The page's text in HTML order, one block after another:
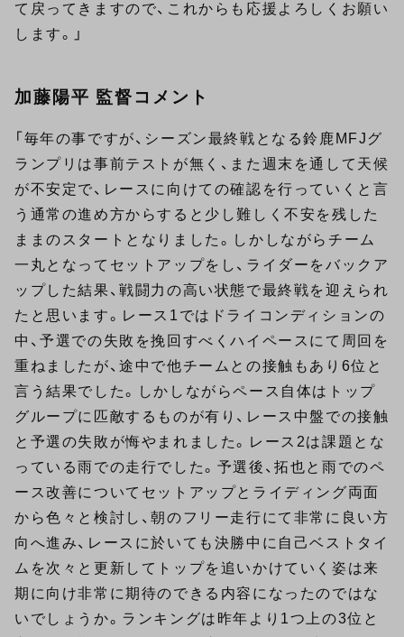
て戻ってきますので、これからも応援よろしくお願い
します。」
加藤陽平 監督コメント
「毎年の事ですが、シーズン最終戦となる鈴鹿MFJグ
ランプリは事前テストが無く、また週末を通して天候
が不安定で、レースに向けての確認を行っていくと言
う通常の進め方からすると少し難しく不安を残した
ままのスタートとなりました。しかしながらチーム
一丸となってセットアップをし、ライダーをバックア
ップした結果、戦闘力の高い状態で最終戦を迎えられ
たと思います。レース1ではドライコンディションの
中、予選での失敗を挽回すべくハイペースにて周回を
重ねましたが、途中で他チームとの接触もあり6位と
言う結果でした。しかしながらペース自体はトップ
グループに匹敵するものが有り、レース中盤での接触
と予選の失敗が悔やまれました。レース2は課題とな
っている雨での走行でした。予選後、拓也と雨でのペ
ース改善についてセットアップとライディング両面
から色々と検討し、朝のフリー走行にて非常に良い方
向へ進み、レースに於いても決勝中に自己ベストタイ
ムを次々と更新してトップを追いかけていく姿は来
期に向け非常に期待のできる内容になったのではな
いでしょうか。ランキングは昨年より1つ上の3位と